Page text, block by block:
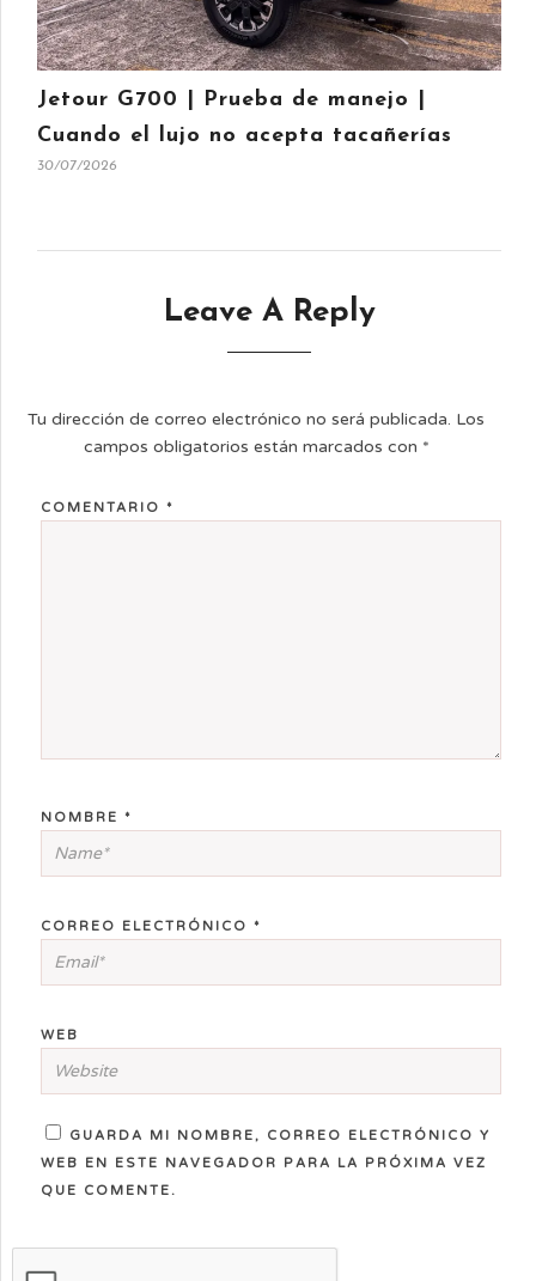
Jetour G700 | Prueba de manejo |
Cuando el lujo no acepta tacañerías
30/07/2026
Leave A Reply
Tu dirección de correo electrónico no será publicada. Los
campos obligatorios están marcados con *
COMENTARIO *
NOMBRE *
CORREO ELECTRÓNICO *
WEB
GUARDA MI NOMBRE, CORREO ELECTRÓNICO Y
WEB EN ESTE NAVEGADOR PARA LA PRÓXIMA VEZ
QUE COMENTE.